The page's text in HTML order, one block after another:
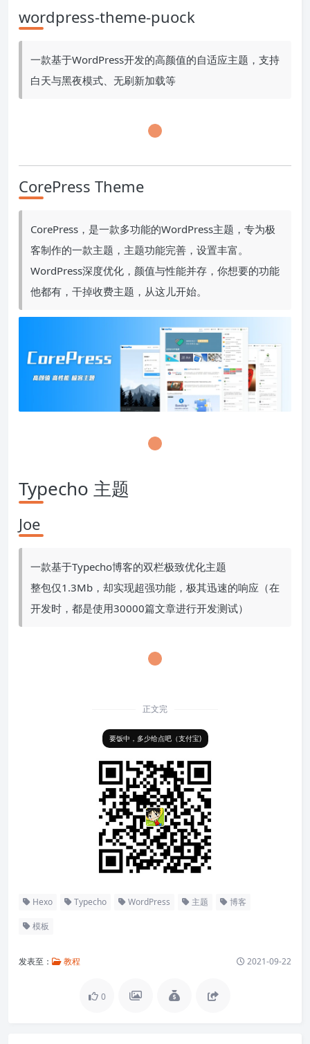
wordpress-theme-puock
一款基于WordPress开发的高颜值的自适应主题，支持
白天与黑夜模式、无刷新加载等
CorePress Theme
CorePress，是一款多功能的WordPress主题，专为极
客制作的一款主题，主题功能完善，设置丰富。
WordPress深度优化，颜值与性能并存，你想要的功能
他都有，干掉收费主题，从这儿开始。
Typecho 主题
Joe
一款基于Typecho博客的双栏极致优化主题
整包仅1.3Mb，却实现超强功能，极其迅速的响应（在
开发时，都是使用30000篇文章进行开发测试）
正文完
要饭中，多少给点吧（支付宝)
Hexo Typecho WordPress 主题 博客
模板
发表至： 教程 2021-09-22
0